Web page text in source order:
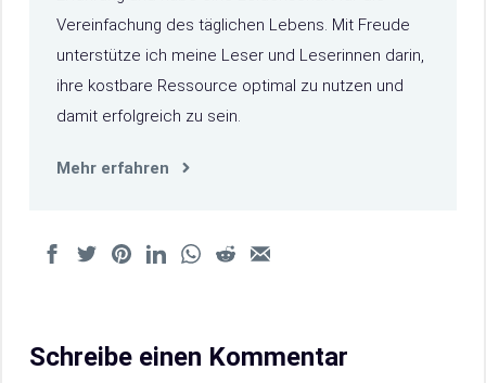
Vereinfachung des täglichen Lebens. Mit Freude
unterstütze ich meine Leser und Leserinnen darin,
ihre kostbare Ressource optimal zu nutzen und
damit erfolgreich zu sein.
Mehr erfahren
Schreibe einen Kommentar